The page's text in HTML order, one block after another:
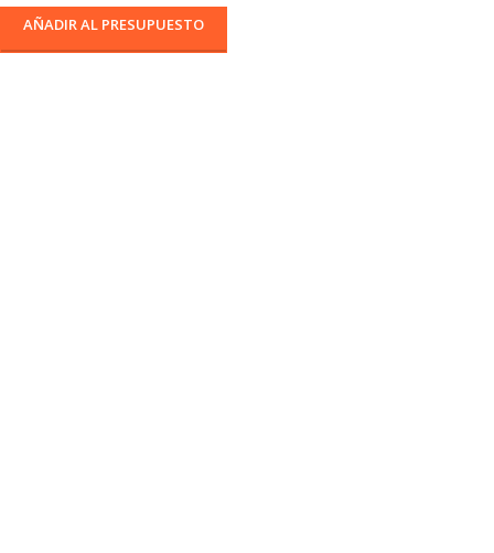
AÑADIR AL PRESUPUESTO